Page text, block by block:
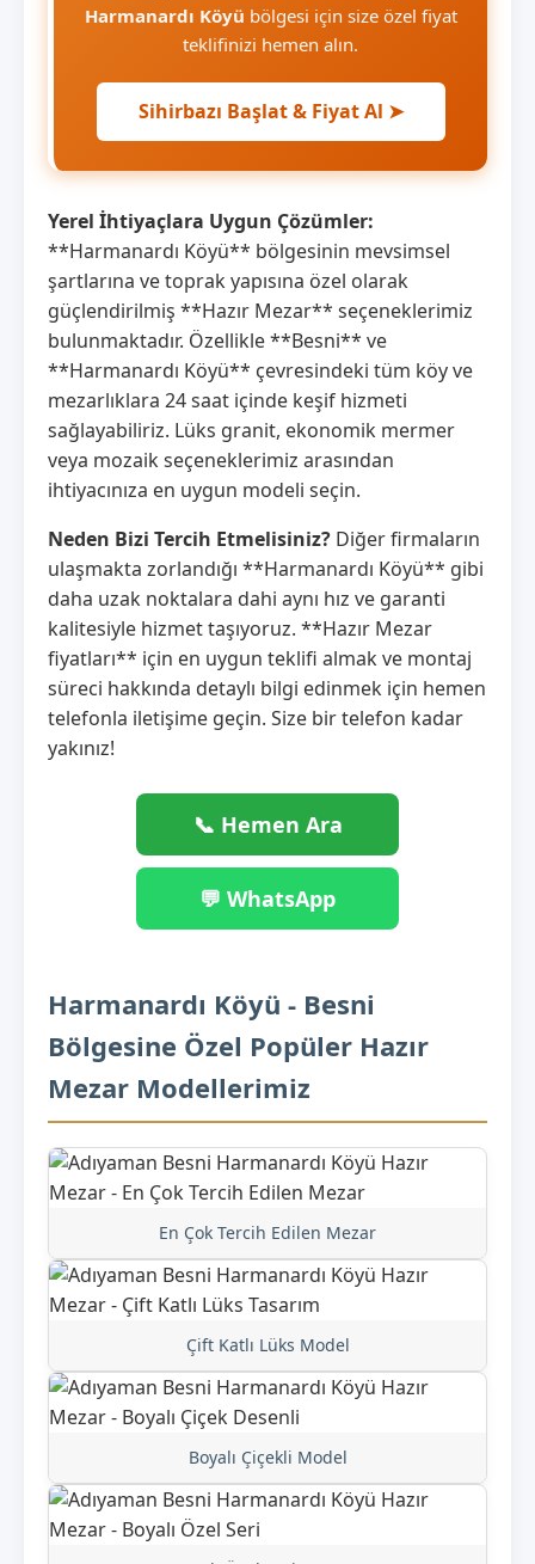
Harmanardı Köyü bölgesi için size özel fiyat
teklifinizi hemen alın.
Sihirbazı Başlat & Fiyat Al ➤
Yerel İhtiyaçlara Uygun Çözümler:
**Harmanardı Köyü** bölgesinin mevsimsel
şartlarına ve toprak yapısına özel olarak
güçlendirilmiş **Hazır Mezar** seçeneklerimiz
bulunmaktadır. Özellikle **Besni** ve
**Harmanardı Köyü** çevresindeki tüm köy ve
mezarlıklara 24 saat içinde keşif hizmeti
sağlayabiliriz. Lüks granit, ekonomik mermer
veya mozaik seçeneklerimiz arasından
ihtiyacınıza en uygun modeli seçin.
Neden Bizi Tercih Etmelisiniz? Diğer firmaların
ulaşmakta zorlandığı **Harmanardı Köyü** gibi
daha uzak noktalara dahi aynı hız ve garanti
kalitesiyle hizmet taşıyoruz. **Hazır Mezar
fiyatları** için en uygun teklifi almak ve montaj
süreci hakkında detaylı bilgi edinmek için hemen
telefonla iletişime geçin. Size bir telefon kadar
yakınız!
📞 Hemen Ara
💬 WhatsApp
Harmanardı Köyü - Besni
Bölgesine Özel Popüler Hazır
Mezar Modellerimiz
En Çok Tercih Edilen Mezar
Çift Katlı Lüks Model
Boyalı Çiçekli Model